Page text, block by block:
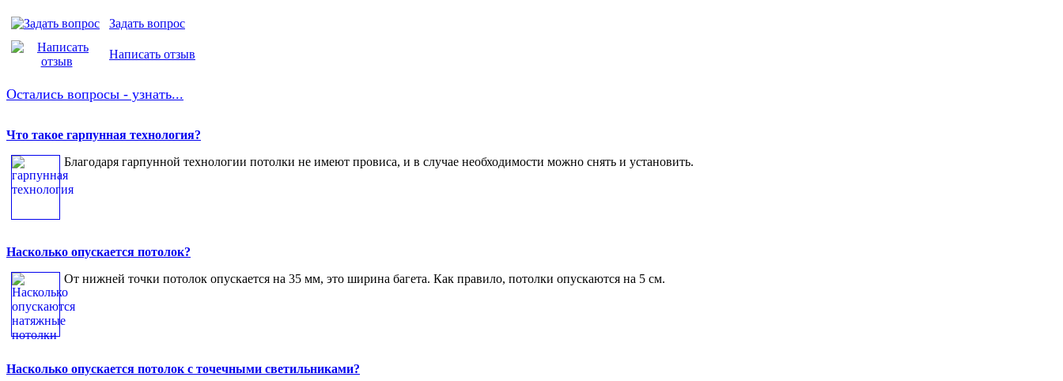
Задать вопрос
Написать отзыв
Остались вопросы - узнать...
Что такое гарпунная технология?
Благодаря гарпунной технологии потолки не имеют провиса, и в случае необходимости можно снять и установить.
Насколько опускается потолок?
От нижней точки потолок опускается на 35 мм, это ширина багета. Как правило, потолки опускаются на 5 см.
Насколько опускается потолок с точечными светильниками?